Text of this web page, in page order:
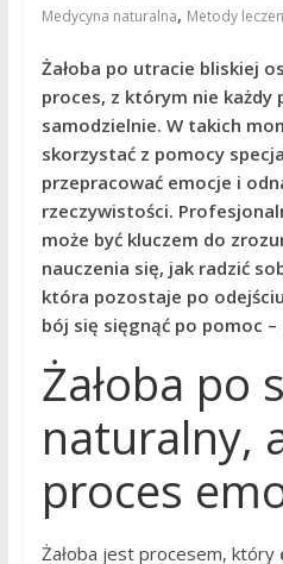
Medycyna naturalna, Metody
Żałoba po utracie bliskiej
proces, z którym nie
samodzielnie. W takich
skorzystać z pomocy
przepracować emocje i
rzeczywistości.
może być kluczem do
nauczenia się, jak radzić
która pozostaje po
bój się sięgnąć po pomoc
Żałoba po
naturalny,
proces
Żałoba jest procesem, który